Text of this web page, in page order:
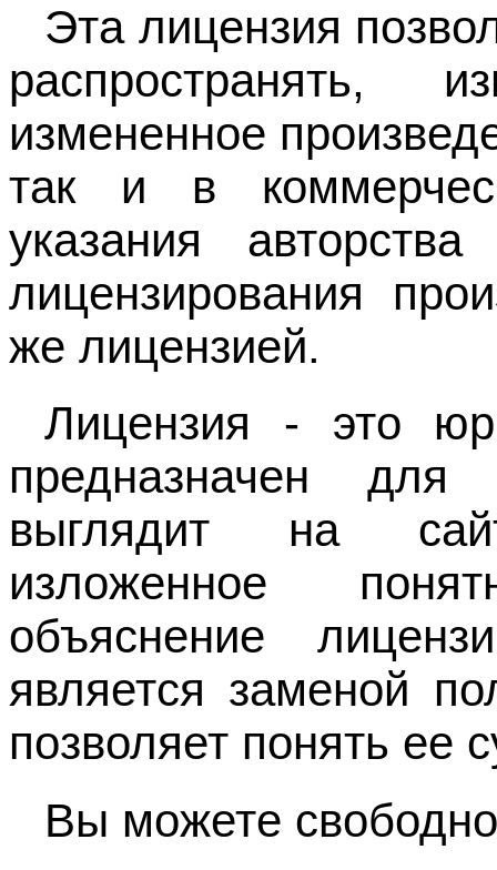
Эта лицензия
распространять,
измененное
так и в
указания
лицензирования
же лицензией.
Лицензия - это
предназначен
выглядит на
изложенное
объяснение
является заменой
позволяет понять ее
Вы можете